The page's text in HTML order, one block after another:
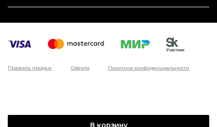
В корзину
Правила продаж Оферта Политика конфиденциальности